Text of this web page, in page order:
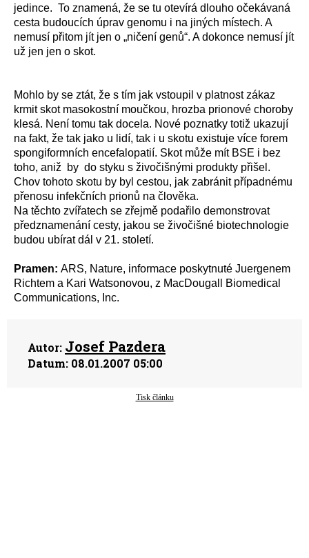
jedince. To znamená, že se tu otevírá dlouho očekávaná
cesta budoucích úprav genomu i na jiných místech. A
nemusí přitom jít jen o „ničení genů“. A dokonce nemusí jít
už jen jen o skot.
Mohlo by se ztát, že s tím jak vstoupil v platnost zákaz
krmit skot masokostní moučkou, hrozba prionové choroby
klesá. Není tomu tak docela. Nové poznatky totiž ukazují
na fakt, že tak jako u lidí, tak i u skotu existuje více forem
spongiformních encefalopatií. Skot může mít BSE i bez
toho, aniž by do styku s živočišnými produkty přišel.
Chov tohoto skotu by byl cestou, jak zabránit případnému
přenosu infekčních prionů na člověka.
Na těchto zvířatech se zřejmě podařilo demonstrovat
předznamenání cesty, jakou se živočišné biotechnologie
budou ubírat dál v 21. století.
Pramen: ARS, Nature, informace poskytnuté Juergenem
Richtem a Kari Watsonovou, z MacDougall Biomedical
Communications, Inc.
Autor: Josef Pazdera
Datum: 08.01.2007 05:00
Tisk článku